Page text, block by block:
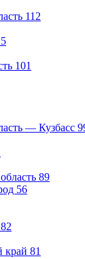
112
101
— Кузбасс
89
56
82
край 81